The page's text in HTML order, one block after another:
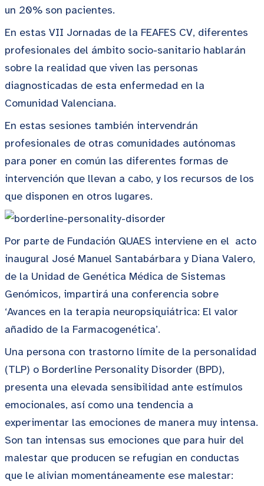
un 20% son pacientes.
En estas VII Jornadas de la FEAFES CV, diferentes
profesionales del ámbito socio-sanitario hablarán
sobre la realidad que viven las personas
diagnosticadas de esta enfermedad en la
Comunidad Valenciana.
En estas sesiones también intervendrán
profesionales de otras comunidades autónomas
para poner en común las diferentes formas de
intervención que llevan a cabo, y los recursos de los
que disponen en otros lugares.
Por parte de Fundación QUAES interviene en el acto
inaugural José Manuel Santabárbara y Diana Valero,
de la Unidad de Genética Médica de Sistemas
Genómicos, impartirá una conferencia sobre
‘Avances en la terapia neuropsiquiátrica: El valor
añadido de la Farmacogenética’.
Una persona con trastorno límite de la personalidad
(TLP) o Borderline Personality Disorder (BPD),
presenta una elevada sensibilidad ante estímulos
emocionales, así como una tendencia a
experimentar las emociones de manera muy intensa.
Son tan intensas sus emociones que para huir del
malestar que producen se refugian en conductas
que le alivian momentáneamente ese malestar: